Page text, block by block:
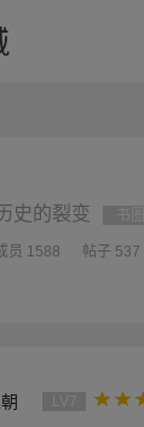
史的裂变
员 1588 帖子 537